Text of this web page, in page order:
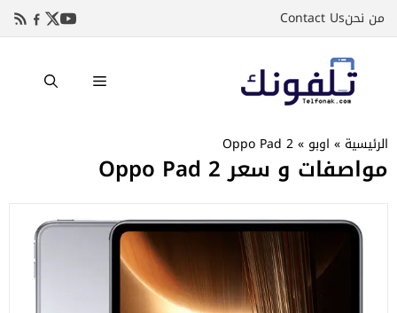
إلىمن نحنContact Us
القائمة
الرئيسية » اوبو »
Oppo Pad 2
مواصفات و سعر Oppo Pad 2